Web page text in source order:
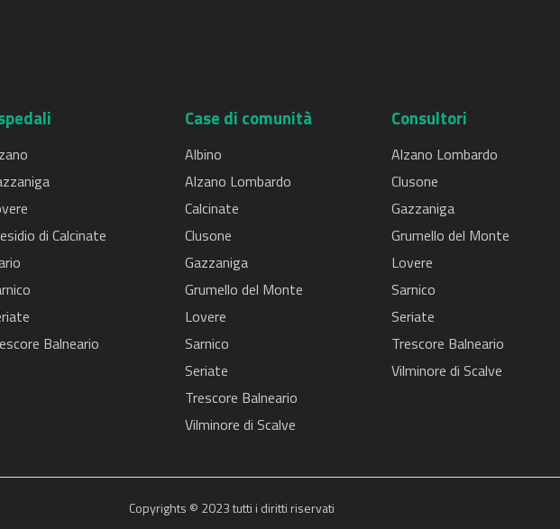
di Calcinate
Balneario
Case di comunità
Albino
Alzano Lombardo
Calcinate
Clusone
Gazzaniga
Grumello del Monte
Lovere
Sarnico
Seriate
Trescore Balneario
Vilminore di Scalve
Consultori
Alzano Lombardo
Clusone
Gazzaniga
Grumello del Monte
Lovere
Sarnico
Seriate
Trescore Balneario
Vilminore di Scalve
Copyrights © 2023 tutti i diritti riservati